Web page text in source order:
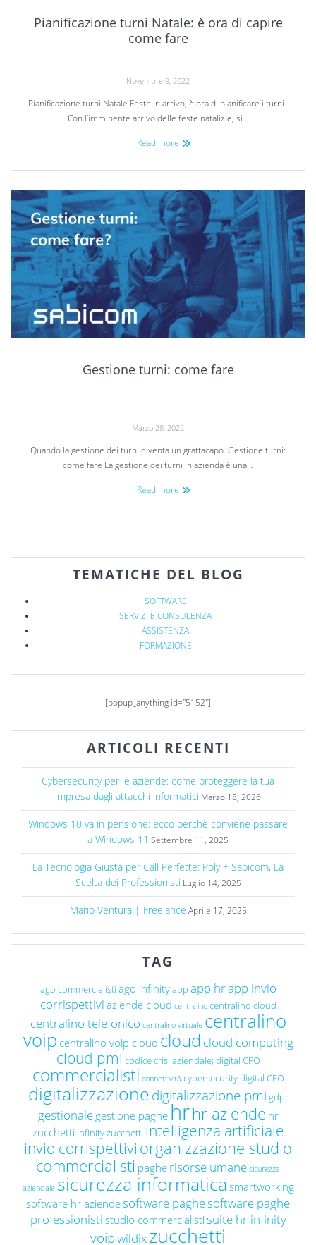
Pianificazione turni Natale: è ora di capire
come fare
Novembre 9, 2022
Pianificazione turni Natale Feste in arrivo, è ora di pianificare i turni
Con l’imminente arrivo delle feste natalizie, si…
Read more
Gestione turni: come fare
Marzo 28, 2022
Quando la gestione dei turni diventa un grattacapo Gestione turni:
come fare La gestione dei turni in azienda è una…
Read more
TEMATICHE DEL BLOG
SOFTWARE
SERVIZI E CONSULENZA
ASSISTENZA
FORMAZIONE
[popup_anything id="5152"]
ARTICOLI RECENTI
Cybersecurity per le aziende: come proteggere la tua
impresa dagli attacchi informatici Marzo 18, 2026
Windows 10 va in pensione: ecco perchè conviene passare
a Windows 11 Settembre 11, 2025
La Tecnologia Giusta per Call Perfette: Poly + Sabicom, La
Scelta dei Professionisti Luglio 14, 2025
Mario Ventura | Freelance Aprile 17, 2025
TAG
ago commercialisti ago infinityapp app hrapp invio
corrispettivi aziende cloud centralino centralino cloud
centralino telefonico centralino virtuale centralino
voip centralino voip cloud cloud cloud computing
cloud pmi codice crisi aziendale; digital CFO
commercialisti connettività cybersecuritydigital CFO
digitalizzazionedigitalizzazione pmi gdpr
gestionale gestione paghe hrhr aziende hr
zucchetti infinity zucchetti intelligenza artificiale
invio corrispettivi organizzazione studio
commercialisti paghe risorse umane sicurezza
aziendale sicurezza informatica smartworking
software hr aziendesoftware paghesoftware paghe
professionisti studio commercialisti suite hr infinity
voipwildixzucchetti